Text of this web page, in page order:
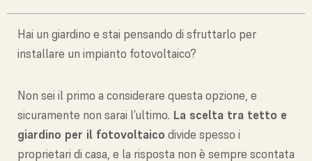
Hai un giardino e stai pensando di sfruttarlo per
installare un impianto fotovoltaico?
Non sei il primo a considerare questa opzione, e
sicuramente non sarai l’ultimo. La scelta tra tetto e
giardino per il fotovoltaico divide spesso i
proprietari di casa, e la risposta non è sempre scontata